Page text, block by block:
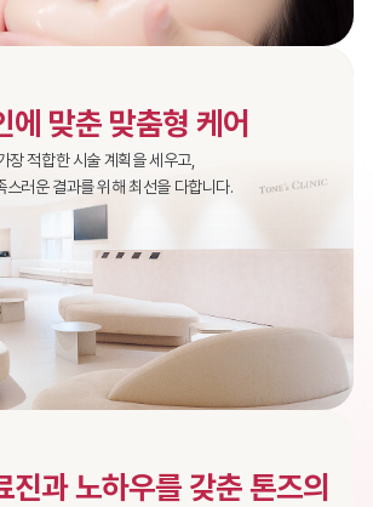
에 맞춘 맞춤형 케어
장 적합한 시술 계획을 세우고,
스러운 결과를 위해 최선을 다합니다.
진과 노하우를 갖춘 톤즈의